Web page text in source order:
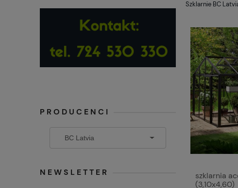
PRODUCENCI
NEWSLETTER
Szklarnie BC
szklarnia
(3,10x4,60)